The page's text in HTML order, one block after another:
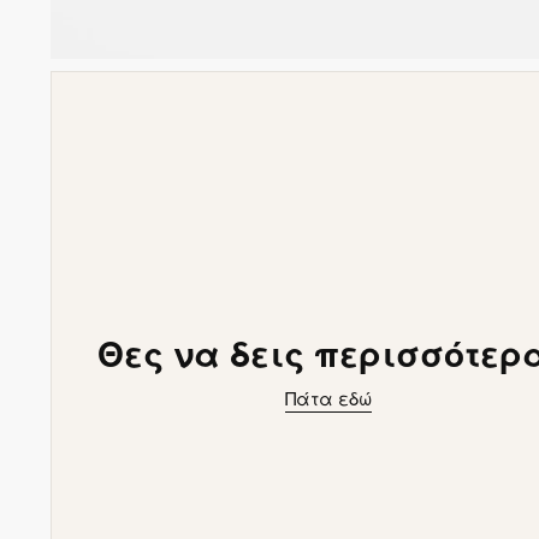
Θες να δεις
Πάτα εδώ